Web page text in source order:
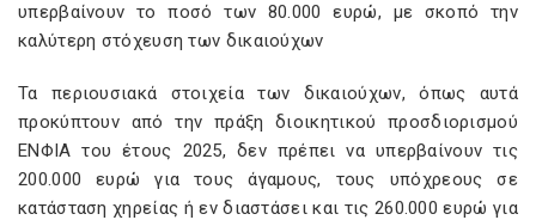
υπερβαίνουν το ποσό των 80.000 ευρώ, με σκοπό την
καλύτερη στόχευση των δικαιούχων
Τα περιουσιακά στοιχεία των δικαιούχων, όπως αυτά
προκύπτουν από την πράξη διοικητικού προσδιορισμού
ΕΝΦΙΑ του έτους 2025, δεν πρέπει να υπερβαίνουν τις
200.000 ευρώ για τους άγαμους, τους υπόχρεους σε
κατάσταση χηρείας ή εν διαστάσει και τις 260.000 ευρώ για